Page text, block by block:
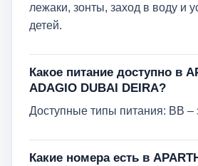
лежаки, зонты, заход в воду и
детей.
Какое питание доступно в
ADAGIO DUBAI DEIRA?
Доступные типы питания: BB –
Какие номера есть в